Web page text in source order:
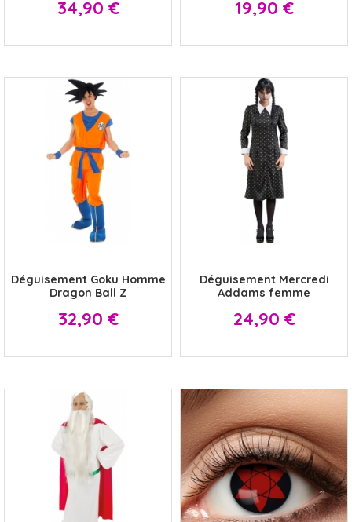
34,90 € 19,90 €
Déguisement Goku Homme
Dragon Ball Z
Prix
32,90 €
Déguisement Mercredi
Addams femme
Prix
24,90 €